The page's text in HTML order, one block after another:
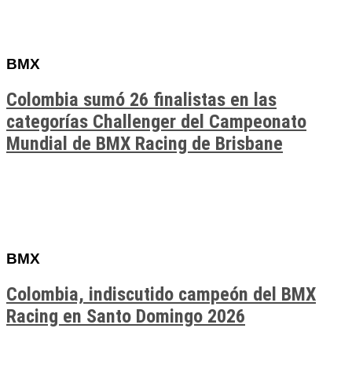
BMX
Colombia sumó 26 finalistas en las
categorías Challenger del Campeonato
Mundial de BMX Racing de Brisbane
BMX
Colombia, indiscutido campeón del BMX
Racing en Santo Domingo 2026